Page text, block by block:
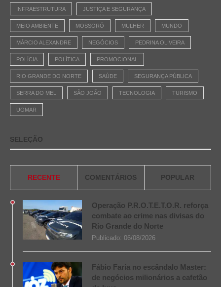
INFRAESTRUTURA JUSTIÇA E SEGURANÇA
MEIO AMBIENTE MOSSORÓ MULHER MUNDO
MÁRCIO ALEXANDRE NEGÓCIOS PEDRINA OLIVEIRA
POLÍCIA POLÍTICA PROMOCIONAL
RIO GRANDE DO NORTE SAÚDE SEGURANÇA PÚBLICA
SERRA DO MEL SÃO JOÃO TECNOLOGIA TURISMO
UGMAR
SELEÇÃO
RECENTE COMENTÁRIOS POPULAR
Operação P.R.O.T.E.T.O.R. reforça
combate ao crime nas divisas do
Rio Grande do Norte
Publicado: 06/08/2026
Fábio Faria no escândalo Master:
de negócios milionários a cafetão